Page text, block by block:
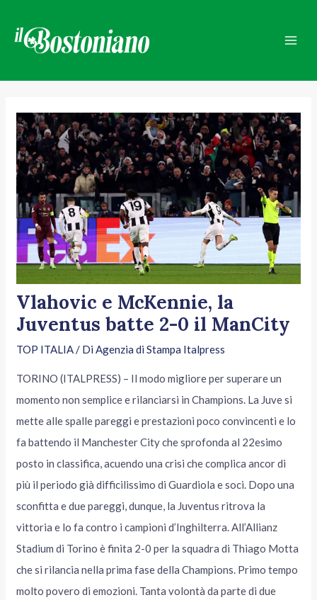
contenuto
Vlahovic e McKennie, la
Juventus batte 2-0 il ManCity
TOP ITALIA/ DiAgenzia di Stampa Italpress
TORINO (ITALPRESS) – Il modo migliore per superare un
momento non semplice e rilanciarsi in Champions. La Juve si
mette alle spalle pareggi e prestazioni poco convincenti e lo
fa battendo il Manchester City che sprofonda al 22esimo
posto in classifica, acuendo una crisi che complica ancor di
più il periodo già difficilissimo di Guardiola e soci. Dopo una
sconfitta e due pareggi, dunque, la Juventus ritrova la
vittoria e lo fa contro i campioni d’Inghilterra. All’Allianz
Stadium di Torino è finita 2-0 per la squadra di Thiago Motta
che si rilancia nella prima fase della Champions. Primo tempo
molto povero di emozioni. Tanta volontà da parte di due
articoli